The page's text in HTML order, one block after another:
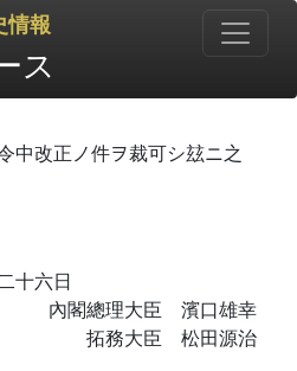
情報
ス
中改正ノ件ヲ裁可シ玆ニ之
十六日
內閣總理大臣 濱口雄幸
拓務大臣 松田源治